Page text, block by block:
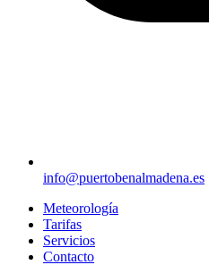
info@puertobenalmadena.es
Meteorología
Tarifas
Servicios
Contacto